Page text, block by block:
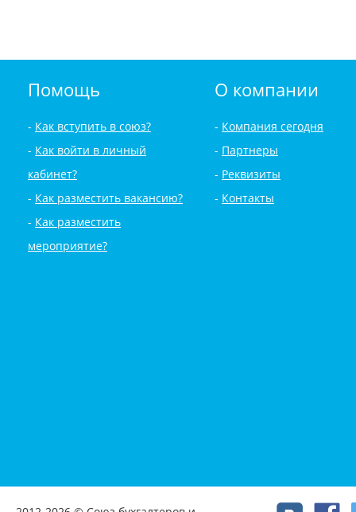
Помощь
Как вступить в союз?
Как войти в личный
кабинет?
Как разместить вакансию?
Как разместить
мероприятие?
О компании
Компания сегодня
Партнеры
Реквизиты
Контакты